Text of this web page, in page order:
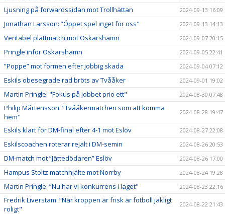
Ljusning på forwardssidan mot Trollhättan 2024-09-13 16:09
Jonathan Larsson: ”Öppet spel inget för oss" 2024-09-13 14:13
Veritabel plattmatch mot Oskarshamn 2024-09-07 20:15
Pringle inför Oskarshamn 2024-09-05 22:41
”Poppe” mot formen efter jobbig skada 2024-09-04 07:12
Eskils obesegrade rad bröts av Tvååker 2024-09-01 19:02
Martin Pringle: "Fokus på jobbet prio ett" 2024-08-30 07:48
Philip Mårtensson: ”Tvååkermatchen som att komma
hem"
2024-08-28 19:47
Eskils klart för DM-final efter 4-1 mot Eslöv 2024-08-27 22:08
Eskilscoachen roterar rejält i DM-semin 2024-08-26 20:53
DM-match mot ”Jättedödaren” Eslöv 2024-08-26 17:00
Hampus Stoltz matchhjälte mot Norrby 2024-08-24 19:28
Martin Pringle: ”Nu har vi konkurrens i laget" 2024-08-23 22:16
Fredrik Liverstam: ”När kroppen är frisk är fotboll jäkligt
roligt"
2024-08-22 21:43